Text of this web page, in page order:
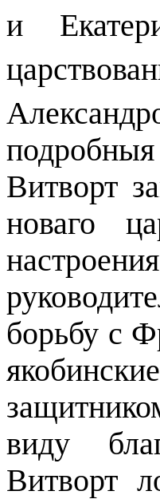
и
Витворт
новаго
борьбу с
виду
Витворт